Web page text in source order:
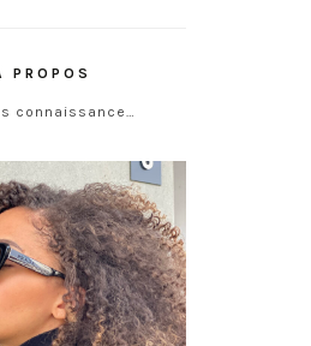
PROPOS
connaissance…